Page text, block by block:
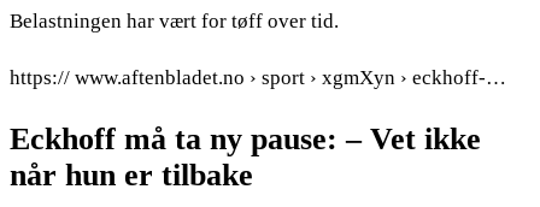
Belastningen har vært for tøff over tid.
https:// www.aftenbladet.no › sport › xgmXyn › eckhoff-…
Eckhoff må ta ny pause: – Vet ikke
når hun er tilbake